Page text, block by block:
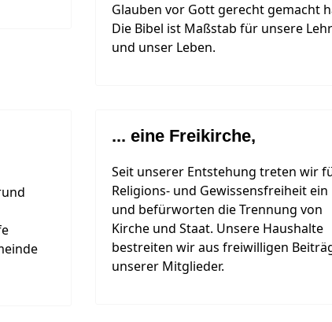
Glauben vor Gott gerecht gemacht
Die Bibel ist Maßstab für unsere
und unser Leben.
... eine Freikirche,
Seit unserer Entstehung treten wir
Religions- und Gewissensfreiheit ein
und befürworten die Trennung von
Kirche und Staat. Unsere Haushalte
bestreiten wir aus freiwilligen
unserer Mitglieder.